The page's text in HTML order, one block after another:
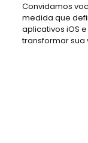
Convidamos
medida que
aplicativos iOS
transformar sua